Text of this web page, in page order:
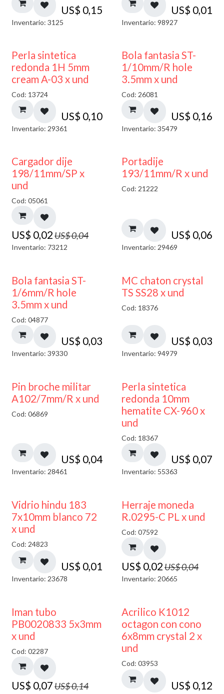
US$ 0,15
Inventario: 3125
US$ 0,01
Inventario: 98927
Perla sintetica
redonda 1H 5mm
cream A-03 x und
Cod: 13724
US$ 0,10
Inventario: 29361
Bola fantasia ST-
1/10mm/R hole
3.5mm x und
Cod: 26081
US$ 0,16
Inventario: 35479
50% DESCUENTO
Cargador dije
198/11mm/SP x
und
Cod: 05061
US$ 0,02US$0,04
Inventario: 73212
Portadije
193/11mm/R x und
Cod: 21222
US$ 0,06
Inventario: 29469
Bola fantasia ST-
1/6mm/R hole
3.5mm x und
Cod: 04877
US$ 0,03
Inventario: 39330
MC chaton crystal
TS SS28 x und
Cod: 18376
US$ 0,03
Inventario: 94979
Pin broche militar
A102/7mm/R x und
Cod: 06869
US$ 0,04
Inventario: 28461
Perla sintetica
redonda 10mm
hematite CX-960 x
und
Cod: 18367
US$ 0,07
Inventario: 55363
40% DESCUENTO
Vidrio hindu 183
7x10mm blanco 72
x und
Cod: 24823
US$ 0,01
Inventario: 23678
50% DESCUENTO
Herraje moneda
R.0295-C PL x und
Cod: 07592
US$ 0,02US$0,04
Inventario: 20665
50% DESCUENTO
Iman tubo
PB0020833 5x3mm
x und
Cod: 02287
US$ 0,07US$0,14
Acrilico K1012
octagon con cono
6x8mm crystal 2 x
und
Cod: 03953
US$ 0,12